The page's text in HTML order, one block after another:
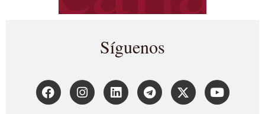
Síguenos